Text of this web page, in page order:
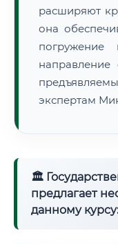
расширяют
она
погружение
направление
экспертам
🏛
предлагает
данному курсу: